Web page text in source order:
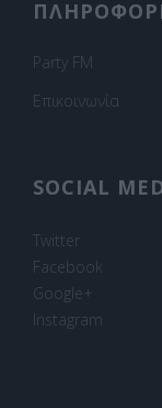
Party FM
Επικοινωνία
SOCIAL
Twitter
Facebook
Google+
Instagram